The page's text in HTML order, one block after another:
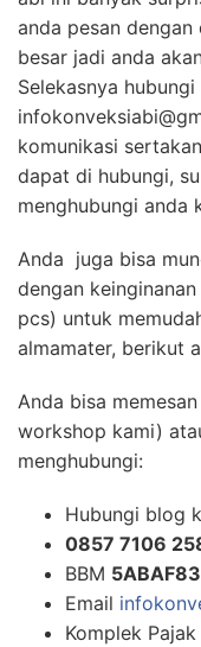
anda pesan
besar jadi anda
Selekasnya
komunikasi
dapat di hubungi,
menghubungi anda
Anda juga bisa
dengan
pcs) untuk
almamater, berikut
Anda bisa
workshop kami)
menghubungi:
Hubungi blog
0857 7106
BBM
Email
Komplek